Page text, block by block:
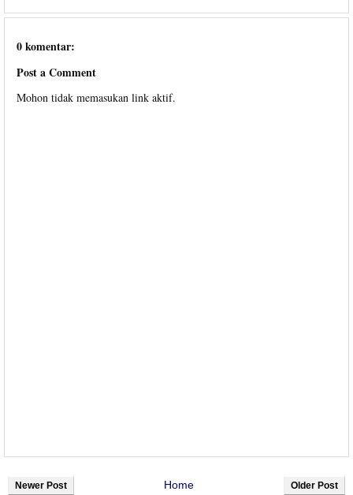
0 komentar:
Post a Comment
Mohon tidak memasukan link aktif.
Newer Post Older Post
Home